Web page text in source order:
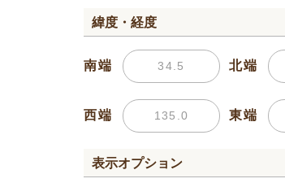
緯度・経度
南端 北端
西端 東端
表示オプション